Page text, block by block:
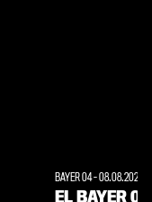
BAYER 04-08.08.2026
EL BAYER